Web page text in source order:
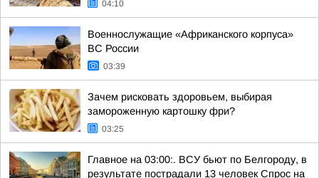
04:10
Военнослужащие «Африканского корпуса»
ВС России
03:39
Зачем рисковать здоровьем, выбирая
замороженную картошку фри?
03:25
Главное на 03:00:. ВСУ бьют по Белгороду, в
результате пострадали 13 человек Спрос на